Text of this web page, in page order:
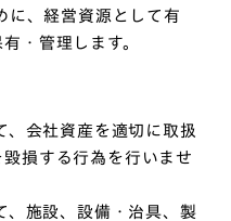
、経営資源として有
・管理します。
会社資産を適切に取扱
損する行為を行いませ
施設、設備・治具、製